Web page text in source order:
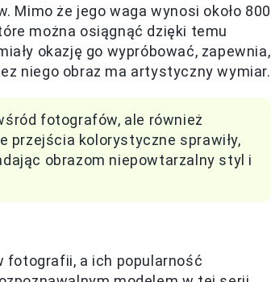
Mimo że jego waga wynosi około 800
można osiągnąć dzięki temu
okazję go wypróbować, zapewnia,
niego obraz ma artystyczny wymiar.
fotografów, ale również
przejścia kolorystyczne sprawiły,
obrazom niepowtarzalny styl i
fotografii, a ich popularność